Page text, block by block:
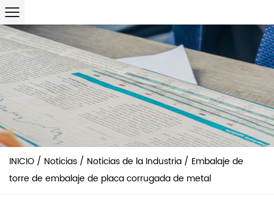
INICIO / Noticias / Noticias de la Industria / Embalaje de
torre de embalaje de placa corrugada de metal